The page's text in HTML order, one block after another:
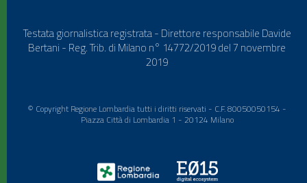
Testata giornalistica registrata - Direttore responsabile Davide
Bertani - Reg. Trib. di Milano n° 14772/2019 del 7 novembre
2019
© Copyright Regione Lombardia tutti i diritti riservati - C.F. 80050050154 -
Piazza Città di Lombardia 1 - 20124 Milano